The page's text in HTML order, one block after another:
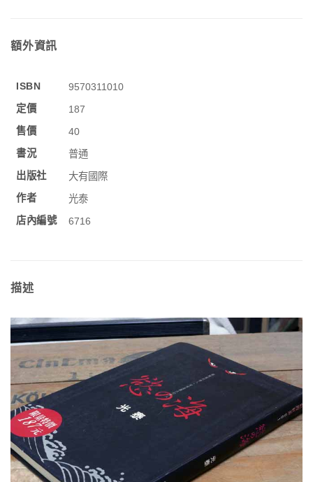
額外資訊
ISBN
9570311010
定價
187
售價
40
書況
普通
出版社
大有國際
作者
光泰
店內編號
6716
描述